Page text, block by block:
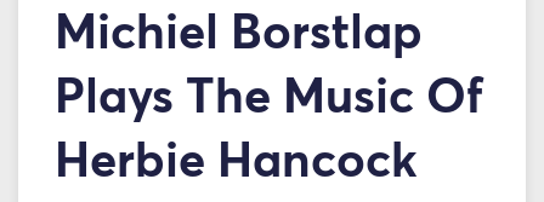
Michiel Borstlap
Plays The Music Of
Herbie Hancock